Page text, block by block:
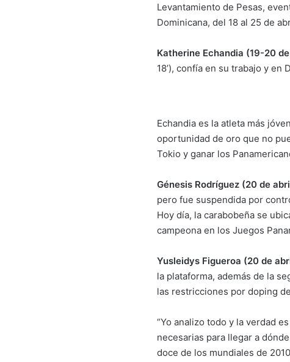
Levantamiento de Pesas,
Dominicana, del 18 al 25 de
Katherine Echandia (19-20
18’), confía en su trabajo y en
Echandia es la atleta más
oportunidad de oro que no
Tokio y ganar los
Génesis Rodríguez (20 de
pero fue suspendida por
Hoy día, la carabobeña se
campeona en los Juegos
Yusleidys Figueroa (20 de
la plataforma, además de la
las restricciones por doping
“Yo analizo todo y la verdad
necesarias para llegar a
doce de los mundiales de